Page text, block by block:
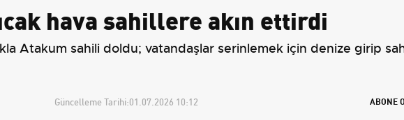
hava sahillere akın ettirdi
Atakum sahili doldu; vatandaşlar serinlemek için denize girip
Güncelleme Tarihi:01.07.2026 10:12 ABONE